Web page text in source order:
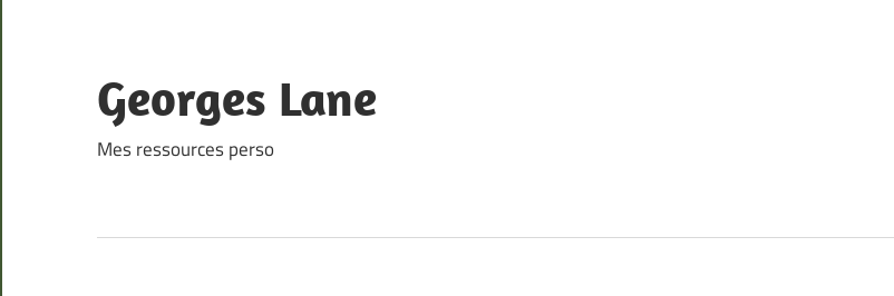
content
Georges Lane
Mes ressources perso